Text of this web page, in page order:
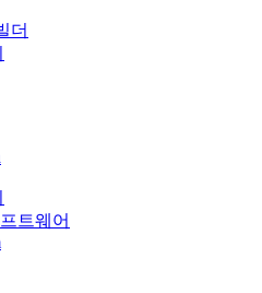
더
트웨어